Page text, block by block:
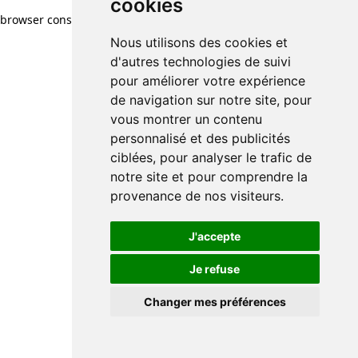
cookies
Nous utilisons des cookies et
d'autres technologies de suivi
pour améliorer votre expérience
de navigation sur notre site, pour
vous montrer un contenu
personnalisé et des publicités
ciblées, pour analyser le trafic de
notre site et pour comprendre la
provenance de nos visiteurs.
J'accepte
Je refuse
Changer mes préférences
browser console for more information)